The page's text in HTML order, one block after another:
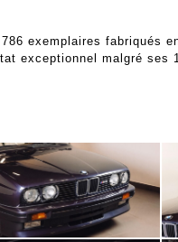
exemplaires fabriqués
exceptionnel malgré ses